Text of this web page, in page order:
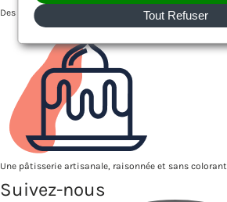
Des producteurs proches de nous
Une pâtisserie artisanale, raisonnée et sans colorant
Suivez-nous
Tout Refuser